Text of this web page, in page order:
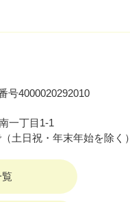
号4000020292010
一丁目1-1
土日祝・年末年始を除く）